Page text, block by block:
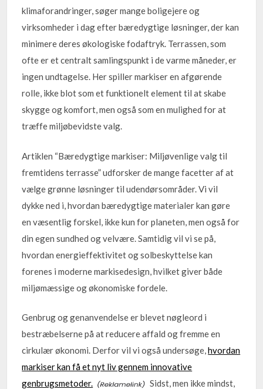
klimaforandringer, søger mange boligejere og
virksomheder i dag efter bæredygtige løsninger, der kan
minimere deres økologiske fodaftryk. Terrassen, som
ofte er et centralt samlingspunkt i de varme måneder, er
ingen undtagelse. Her spiller markiser en afgørende
rolle, ikke blot som et funktionelt element til at skabe
skygge og komfort, men også som en mulighed for at
træffe miljøbevidste valg.
Artiklen “Bæredygtige markiser: Miljøvenlige valg til
fremtidens terrasse” udforsker de mange facetter af at
vælge grønne løsninger til udendørsområder. Vi vil
dykke ned i, hvordan bæredygtige materialer kan gøre
en væsentlig forskel, ikke kun for planeten, men også for
din egen sundhed og velvære. Samtidig vil vi se på,
hvordan energieffektivitet og solbeskyttelse kan
forenes i moderne markisedesign, hvilket giver både
miljømæssige og økonomiske fordele.
Genbrug og genanvendelse er blevet nøgleord i
bestræbelserne på at reducere affald og fremme en
cirkulær økonomi. Derfor vil vi også undersøge,hvordan
markiser kan få et nyt liv gennem innovative
genbrugsmetoder.
Sidst, men ikke mindst,